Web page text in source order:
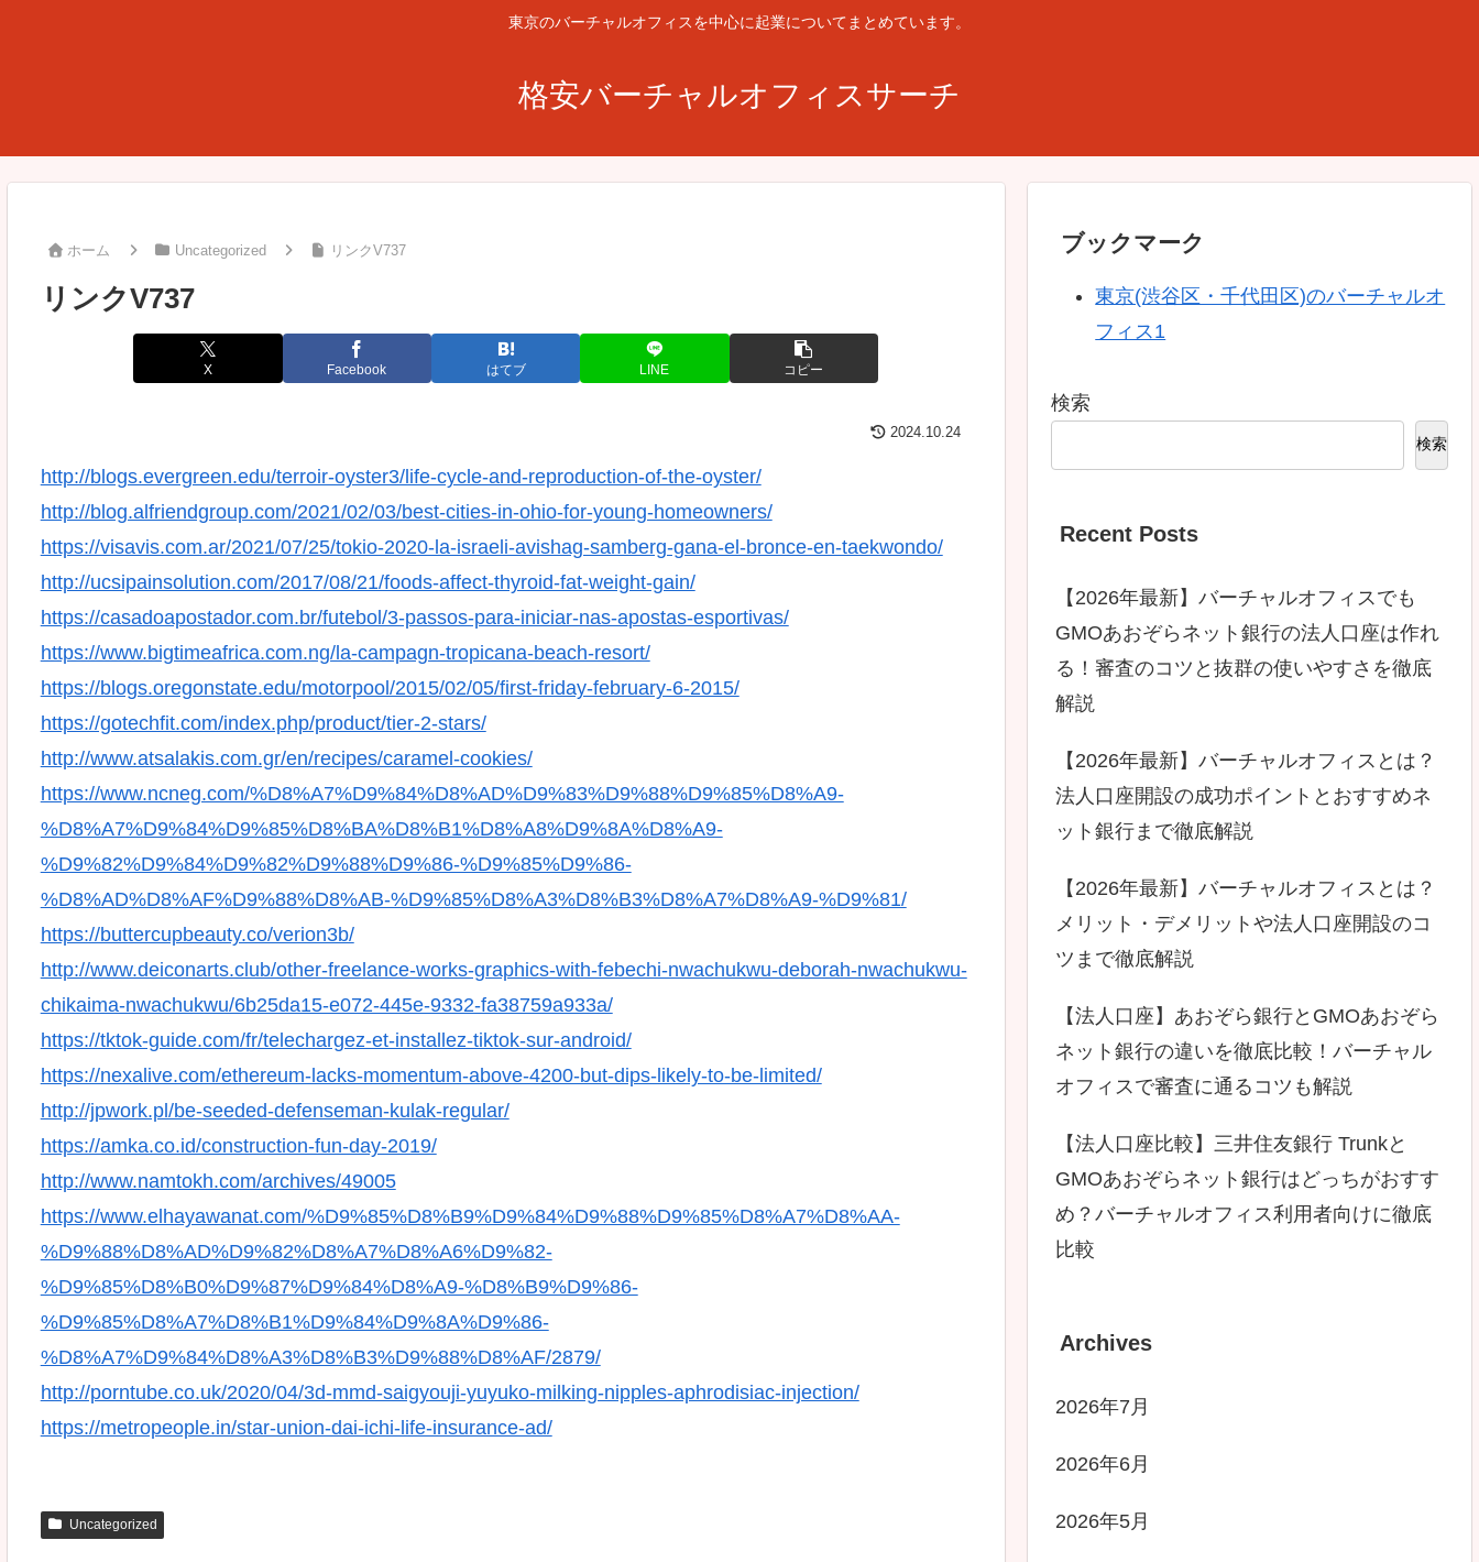
東京のバーチャルオフィスを中心に起業についてまとめています。
格安バーチャルオフィスサーチ
ホーム Uncategorized リンクV737
リンクV737
X Facebook はてブ LINE コピー
2024.10.24
http://blogs.evergreen.edu/terroir-oyster3/life-cycle-and-reproduction-of-the-oyster/
http://blog.alfriendgroup.com/2021/02/03/best-cities-in-ohio-for-young-homeowners/
https://visavis.com.ar/2021/07/25/tokio-2020-la-israeli-avishag-samberg-gana-el-bronce-en-taekwondo/
http://ucsipainsolution.com/2017/08/21/foods-affect-thyroid-fat-weight-gain/
https://casadoapostador.com.br/futebol/3-passos-para-iniciar-nas-apostas-esportivas/
https://www.bigtimeafrica.com.ng/la-campagn-tropicana-beach-resort/
https://blogs.oregonstate.edu/motorpool/2015/02/05/first-friday-february-6-2015/
https://gotechfit.com/index.php/product/tier-2-stars/
http://www.atsalakis.com.gr/en/recipes/caramel-cookies/
https://www.ncneg.com/%D8%A7%D9%84%D8%AD%D9%83%D9%88%D9%85%D8%A9-
%D8%A7%D9%84%D9%85%D8%BA%D8%B1%D8%A8%D9%8A%D8%A9-
%D9%82%D9%84%D9%82%D9%88%D9%86-%D9%85%D9%86-
%D8%AD%D8%AF%D9%88%D8%AB-%D9%85%D8%A3%D8%B3%D8%A7%D8%A9-%D9%81/
https://buttercupbeauty.co/verion3b/
http://www.deiconarts.club/other-freelance-works-graphics-with-febechi-nwachukwu-deborah-nwachukwu-
chikaima-nwachukwu/6b25da15-e072-445e-9332-fa38759a933a/
https://tktok-guide.com/fr/telechargez-et-installez-tiktok-sur-android/
https://nexalive.com/ethereum-lacks-momentum-above-4200-but-dips-likely-to-be-limited/
http://jpwork.pl/be-seeded-defenseman-kulak-regular/
https://amka.co.id/construction-fun-day-2019/
http://www.namtokh.com/archives/49005
https://www.elhayawanat.com/%D9%85%D8%B9%D9%84%D9%88%D9%85%D8%A7%D8%AA-
%D9%88%D8%AD%D9%82%D8%A7%D8%A6%D9%82-
%D9%85%D8%B0%D9%87%D9%84%D8%A9-%D8%B9%D9%86-
%D9%85%D8%A7%D8%B1%D9%84%D9%8A%D9%86-
%D8%A7%D9%84%D8%A3%D8%B3%D9%88%D8%AF/2879/
http://porntube.co.uk/2020/04/3d-mmd-saigyouji-yuyuko-milking-nipples-aphrodisiac-injection/
https://metropeople.in/star-union-dai-ichi-life-insurance-ad/
Uncategorized
ブックマーク
東京(渋谷区・千代田区)のバーチャルオ
フィス1
検索
検索
Recent Posts
【2026年最新】バーチャルオフィスでも
GMOあおぞらネット銀行の法人口座は作れ
る！審査のコツと抜群の使いやすさを徹底
解説
【2026年最新】バーチャルオフィスとは？
法人口座開設の成功ポイントとおすすめネ
ット銀行まで徹底解説
【2026年最新】バーチャルオフィスとは？
メリット・デメリットや法人口座開設のコ
ツまで徹底解説
【法人口座】あおぞら銀行とGMOあおぞら
ネット銀行の違いを徹底比較！バーチャル
オフィスで審査に通るコツも解説
【法人口座比較】三井住友銀行 Trunkと
GMOあおぞらネット銀行はどっちがおすす
め？バーチャルオフィス利用者向けに徹底
比較
Archives
2026年7月
2026年6月
2026年5月